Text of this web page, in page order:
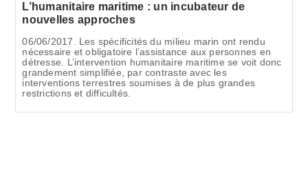
L’humanitaire maritime : un incubateur de
nouvelles approches
06/06/2017. Les spécificités du milieu marin ont rendu
nécessaire et obligatoire l’assistance aux personnes en
détresse. L’intervention humanitaire maritime se voit donc
grandement simplifiée, par contraste avec les
interventions terrestres soumises à de plus grandes
restrictions et difficultés.